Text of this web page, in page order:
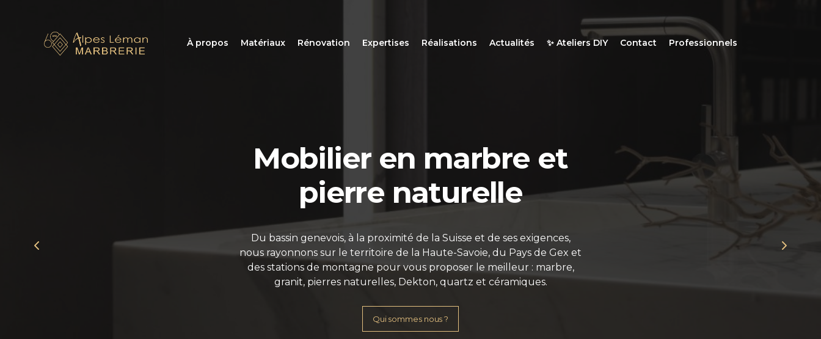
À propos Matériaux Rénovation Expertises Réalisations Actualités ✨ Ateliers DIY Contact Professionnels
Expertise et savoir-
faire à votre service
Nous prenons soin de vous et de votre intérieur !